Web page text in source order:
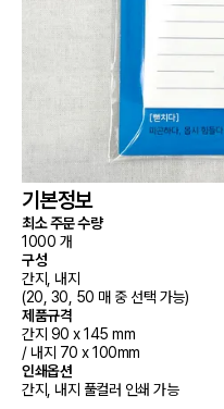
기본정보
최소 주문 수량
1000 개
구성
간지, 내지
(20, 30, 50 매 중 선택 가능)
제품규격
간지 90 x 145 mm
/ 내지 70 x 100mm
인쇄옵션
간지, 내지 풀컬러 인쇄 가능